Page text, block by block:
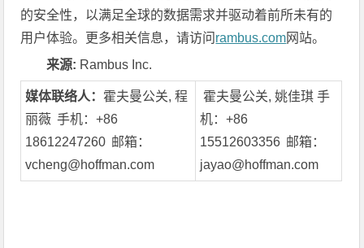
的安全性，以满足全球的数据需求并驱动着前所未有的
用户体验。更多相关信息，请访问 rambus.com网站。
来源: Rambus Inc.
媒体联络人： 霍夫曼公关, 程
丽薇 手机：+86
18612247260 邮箱：
vcheng@hoffman.com
霍夫曼公关, 姚佳琪 手
机：+86
15512603356 邮箱：
jayao@hoffman.com